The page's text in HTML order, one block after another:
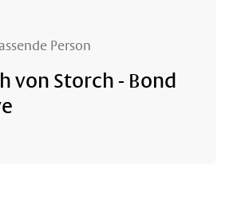
Person
von Storch - Bond